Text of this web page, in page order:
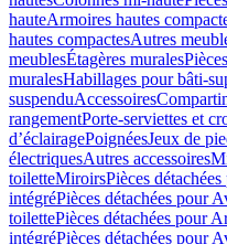
hauteArmoires hautes
hautes compactesAutres
meublesÉtagères murales
muralesHabillages pour bâti-
suspenduAccessoires
rangementPorte-serviettes et
d’éclairagePoignéesJeux de
électriquesAutres accessoires
toiletteMiroirsPièces
intégréPièces détachées pour
toilettePièces détachées pour
intégréPièces détachées pour